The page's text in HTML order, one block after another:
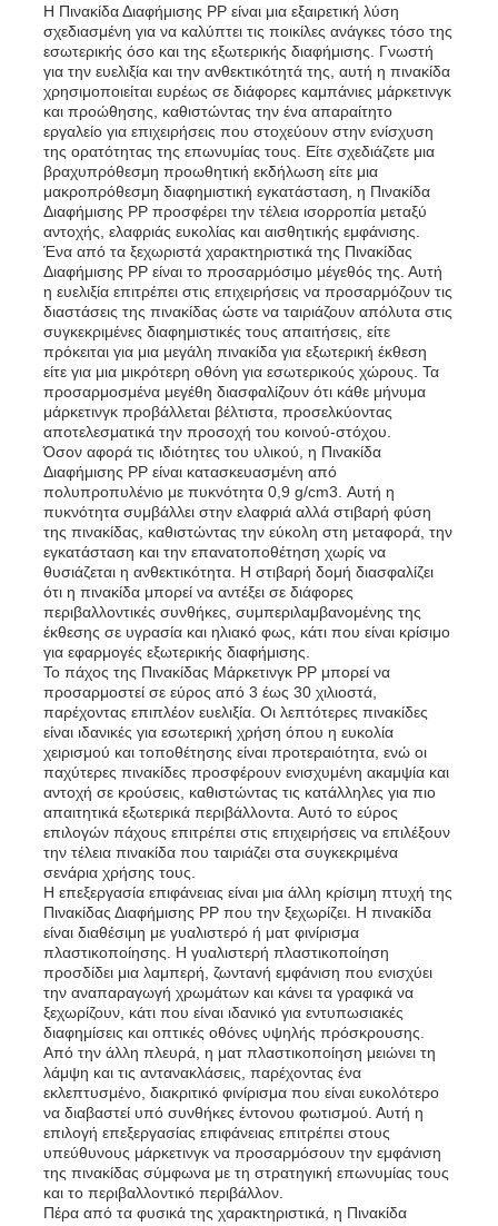
Αρχική Σελίδα
Προϊόντα
Σχετικά με εμάς
Γύρος εργοστασίων
Ποιοτικός έλεγχος
επαφή
Νέα
Όλες οι περιπτώσεις
Ζητήστε ένα απόσπασμα
Πλαστικός πίνακας PP
Διαφημιστική πινακίδα PP
Πλαστικό φύλλο PP
Διοικητικό συμβούλιο
Φύλλο πολυπροπυλενίου επιβραδυντικό φλόγας
Κοίλος πίνακας κατασκευής PP
Φύλλο τοίχου PP
φύλλο πολυπροπυλενίου
Η Πινακίδα Διαφήμισης PP είναι μια εξαιρετική λύση
σχεδιασμένη για να καλύπτει τις ποικίλες ανάγκες τόσο της
εσωτερικής όσο και της εξωτερικής διαφήμισης. Γνωστή
για την ευελιξία και την ανθεκτικότητά της, αυτή η πινακίδα
χρησιμοποιείται ευρέως σε διάφορες καμπάνιες μάρκετινγκ
και προώθησης, καθιστώντας την ένα απαραίτητο
εργαλείο για επιχειρήσεις που στοχεύουν στην ενίσχυση
της ορατότητας της επωνυμίας τους. Είτε σχεδιάζετε μια
βραχυπρόθεσμη προωθητική εκδήλωση είτε μια
μακροπρόθεσμη διαφημιστική εγκατάσταση, η Πινακίδα
Διαφήμισης PP προσφέρει την τέλεια ισορροπία μεταξύ
αντοχής, ελαφριάς ευκολίας και αισθητικής εμφάνισης.
Ένα από τα ξεχωριστά χαρακτηριστικά της Πινακίδας
Διαφήμισης PP είναι το προσαρμόσιμο μέγεθός της. Αυτή
η ευελιξία επιτρέπει στις επιχειρήσεις να προσαρμόζουν τις
διαστάσεις της πινακίδας ώστε να ταιριάζουν απόλυτα στις
συγκεκριμένες διαφημιστικές τους απαιτήσεις, είτε
πρόκειται για μια μεγάλη πινακίδα για εξωτερική έκθεση
είτε για μια μικρότερη οθόνη για εσωτερικούς χώρους. Τα
προσαρμοσμένα μεγέθη διασφαλίζουν ότι κάθε μήνυμα
μάρκετινγκ προβάλλεται βέλτιστα, προσελκύοντας
αποτελεσματικά την προσοχή του κοινού-στόχου.
Όσον αφορά τις ιδιότητες του υλικού, η Πινακίδα
Διαφήμισης PP είναι κατασκευασμένη από
πολυπροπυλένιο με πυκνότητα 0,9 g/cm3. Αυτή η
πυκνότητα συμβάλλει στην ελαφριά αλλά στιβαρή φύση
της πινακίδας, καθιστώντας την εύκολη στη μεταφορά, την
εγκατάσταση και την επανατοποθέτηση χωρίς να
θυσιάζεται η ανθεκτικότητα. Η στιβαρή δομή διασφαλίζει
ότι η πινακίδα μπορεί να αντέξει σε διάφορες
περιβαλλοντικές συνθήκες, συμπεριλαμβανομένης της
έκθεσης σε υγρασία και ηλιακό φως, κάτι που είναι κρίσιμο
για εφαρμογές εξωτερικής διαφήμισης.
Το πάχος της Πινακίδας Μάρκετινγκ PP μπορεί να
προσαρμοστεί σε εύρος από 3 έως 30 χιλιοστά,
παρέχοντας επιπλέον ευελιξία. Οι λεπτότερες πινακίδες
είναι ιδανικές για εσωτερική χρήση όπου η ευκολία
χειρισμού και τοποθέτησης είναι προτεραιότητα, ενώ οι
παχύτερες πινακίδες προσφέρουν ενισχυμένη ακαμψία και
αντοχή σε κρούσεις, καθιστώντας τις κατάλληλες για πιο
απαιτητικά εξωτερικά περιβάλλοντα. Αυτό το εύρος
επιλογών πάχους επιτρέπει στις επιχειρήσεις να επιλέξουν
την τέλεια πινακίδα που ταιριάζει στα συγκεκριμένα
σενάρια χρήσης τους.
Η επεξεργασία επιφάνειας είναι μια άλλη κρίσιμη πτυχή της
Πινακίδας Διαφήμισης PP που την ξεχωρίζει. Η πινακίδα
είναι διαθέσιμη με γυαλιστερό ή ματ φινίρισμα
πλαστικοποίησης. Η γυαλιστερή πλαστικοποίηση
προσδίδει μια λαμπερή, ζωντανή εμφάνιση που ενισχύει
την αναπαραγωγή χρωμάτων και κάνει τα γραφικά να
ξεχωρίζουν, κάτι που είναι ιδανικό για εντυπωσιακές
διαφημίσεις και οπτικές οθόνες υψηλής πρόσκρουσης.
Από την άλλη πλευρά, η ματ πλαστικοποίηση μειώνει τη
λάμψη και τις αντανακλάσεις, παρέχοντας ένα
εκλεπτυσμένο, διακριτικό φινίρισμα που είναι ευκολότερο
να διαβαστεί υπό συνθήκες έντονου φωτισμού. Αυτή η
επιλογή επεξεργασίας επιφάνειας επιτρέπει στους
υπεύθυνους μάρκετινγκ να προσαρμόσουν την εμφάνιση
της πινακίδας σύμφωνα με τη στρατηγική επωνυμίας τους
και το περιβαλλοντικό περιβάλλον.
Πέρα από τα φυσικά της χαρακτηριστικά, η Πινακίδα